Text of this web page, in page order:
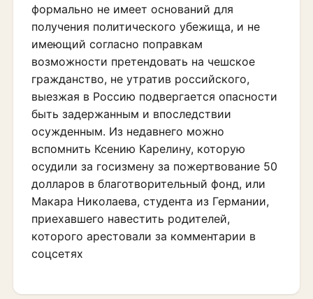
формально не имеет оснований для
получения политического убежища, и не
имеющий согласно поправкам
возможности претендовать на чешское
гражданство, не утратив российского,
выезжая в Россию подвергается опасности
быть задержанным и впоследствии
осужденным. Из недавнего можно
вспомнить Ксению Карелину, которую
осудили за госизмену за пожертвование 50
долларов в благотворительный фонд, или
Макара Николаева, студента из Германии,
приехавшего навестить родителей,
которого арестовали за комментарии в
соцсетях